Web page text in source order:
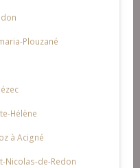
Plouzané
Hélène
à Acigné
Nicolas-de-Redon